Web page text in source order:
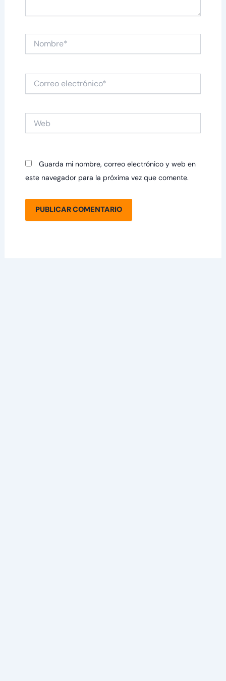
Nombre*
electrónico*
Guarda mi nombre, correo electrónico y web en
este navegador para la próxima vez que comente.